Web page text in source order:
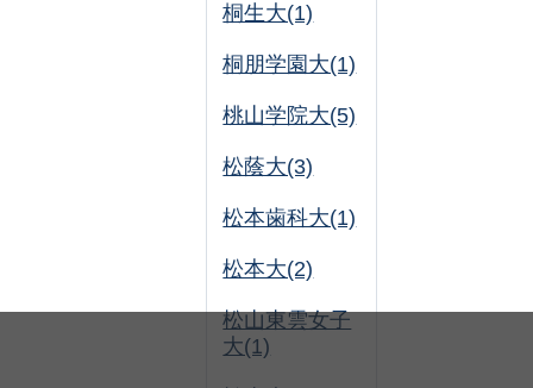
桐生大(1)
桐朋学園大(1)
桃山学院大(5)
松蔭大(3)
松本歯科大(1)
松本大(2)
松山東雲女子
大(1)